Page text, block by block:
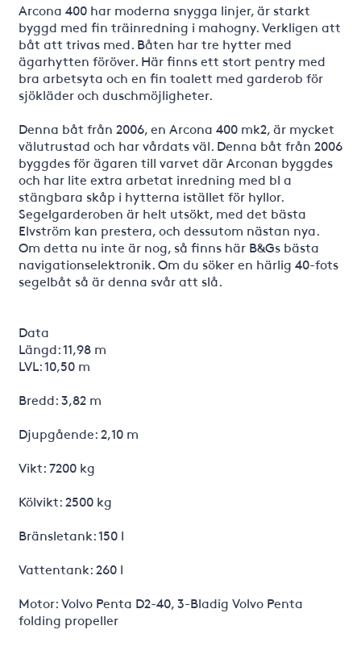
Arcona 400 har moderna snygga linjer, är starkt
byggd med fin träinredning i mahogny. Verkligen att
båt att trivas med. Båten har tre hytter med
ägarhytten föröver. Här finns ett stort pentry med
bra arbetsyta och en fin toalett med garderob för
sjökläder och duschmöjligheter.
Denna båt från 2006, en Arcona 400 mk2, är mycket
välutrustad och har vårdats väl. Denna båt från 2006
byggdes för ägaren till varvet där Arconan byggdes
och har lite extra arbetat inredning med bl a
stängbara skåp i hytterna istället för hyllor.
Segelgarderoben är helt utsökt, med det bästa
Elvström kan prestera, och dessutom nästan nya.
Om detta nu inte är nog, så finns här B&Gs bästa
navigationselektronik. Om du söker en härlig 40-fots
segelbåt så är denna svår att slå.
Data
Längd: 11,98 m
LVL: 10,50 m
Bredd: 3,82 m
Djupgående: 2,10 m
Vikt: 7200 kg
Kölvikt: 2500 kg
Bränsletank: 150 l
Vattentank: 260 l
Motor: Volvo Penta D2-40, 3-Bladig Volvo Penta
folding propeller